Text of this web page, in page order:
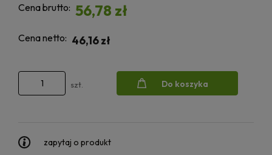
Cena brutto: 56,78 zł
Cena netto: 46,16 zł
szt. Do koszyka
zapytaj o produkt